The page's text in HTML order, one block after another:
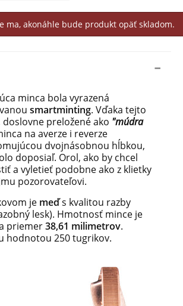
ma, akonáhle bude produkt opäť skladom.
minca bola vyrazená
smartminting. Vďaka tejto
doslovne preložené ako "múdra
na averze i reverze
dvojnásobnou hĺbkou,
doposiaľ. Orol, ako by chcel
a vyletieť podobne ako z klietky
pozorovateľovi.
je meďs kvalitou razby
lesk). Hmotnosť mince je
priemer38,61 milimetrov.
hodnotou 250tugrikov.